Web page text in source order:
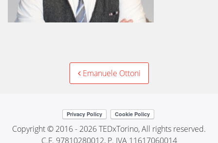
Emanuele Ottoni
Copyright © 2016 - 2026 TEDxTorino, All rights reserved.
C.F. 97810280012, P. IVA 11617060014